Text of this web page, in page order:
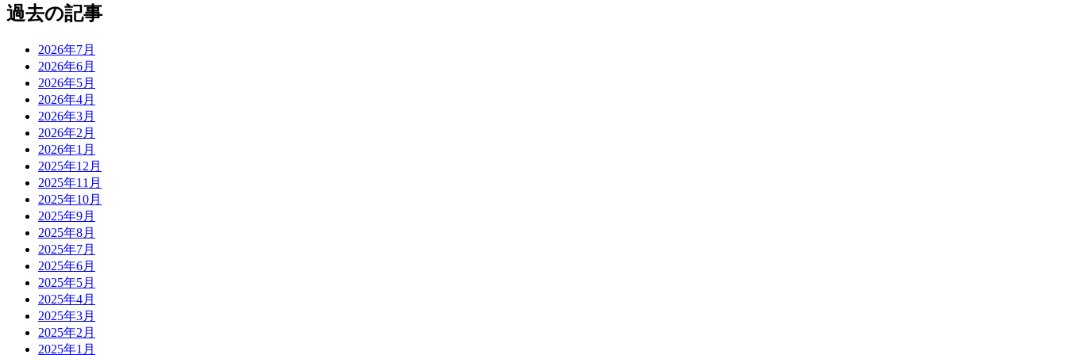
過去の記事
2026年7月
2026年6月
2026年5月
2026年4月
2026年3月
2026年2月
2026年1月
2025年12月
2025年11月
2025年10月
2025年9月
2025年8月
2025年7月
2025年6月
2025年5月
2025年4月
2025年3月
2025年2月
2025年1月